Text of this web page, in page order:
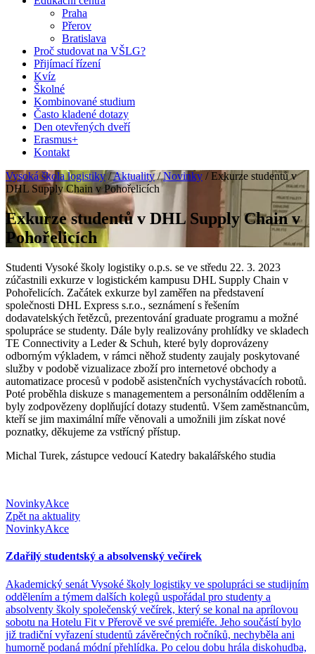
Praha
Přerov
Bratislava
Proč studovat na VŠLG?
Přijímací řízení
Kvíz
Školné
Kombinované studium
Často kladené dotazy
Den otevřených dveří
Erasmus+
Kontakt
Vysoká škola logistiky/Aktuality/Novinky /Exkurze studentů v
DHL Supply Chain v Pohořelicích
Exkurze studentů v DHL Supply Chain v
Pohořelicích
Studenti Vysoké školy logistiky o.p.s. se ve středu 22. 3. 2023
zúčastnili exkurze v logistickém kampusu DHL Supply Chain v
Pohořelicích. Začátek exkurze byl zaměřen na představení
společnosti DHL Express s.r.o., seznámení s řešením
dodavatelských řetězců, prezentování graduate programu a možné
spolupráce se studenty. Dále byly realizovány prohlídky ve skladech
TE Connectivity a Leder & Schuh, které byly doprovázeny
odborným výkladem, v rámci něhož studenty zaujaly poskytované
služby v podobě vizualizace zboží pro internetové obchody a
automatizace procesů v podobě asistenčních vychystávacích robotů.
Poté proběhla diskuze s managementem a personálním oddělením a
byly zodpovězeny doplňující dotazy studentů. Všem zaměstnancům,
kteří se jim maximální míře věnovali a umožnili jim získat nové
poznatky, děkujeme za vstřícný přístup.
Michal Turek, zástupce vedoucí Katedry bakalářského studia
NovinkyAkce
Zpět na aktuality
NovinkyAkce
Zdařilý studentský a absolvenský večírek
Akademický senát Vysoké školy logistiky ve spolupráci se studijním
oddělením a týmem dalších kolegů uspořádal pro studenty a
absolventy školy společenský večírek, který se konal na aprílovou
sobotu na Hotelu Fit v Přerově ve své premiéře. Jeho součástí bylo
již tradiční vyřazení studentů závěrečných ročníků, nechyběla ani
humorně podaná módní přehlídka. Po celou dobu hrála diskohudba,